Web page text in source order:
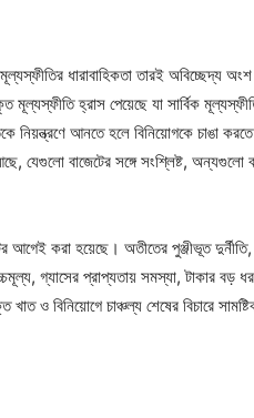
ধারাবাহিকতা তারই অবিচ্ছেদ্য
হ্রাস পেয়েছে যা সার্বিক
আনতে হলে বিনিয়োগকে চাঙা
যেগুলো বাজেটের সঙ্গে সংশ্লিষ্ট, অন্যগুলো
আগেই করা হয়েছে। অতীতের পুঞ্জীভূত
গ্যাসের প্রাপ্যতায় সমস্যা, টাকার বড়
ও বিনিয়োগে চাঞ্চল্য শেষের বিচারে